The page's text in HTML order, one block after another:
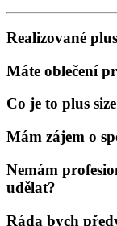
Realizované
Máte oblečení
Co je to plus
Mám zájem o
Nemám
udělat?
Ráda bych